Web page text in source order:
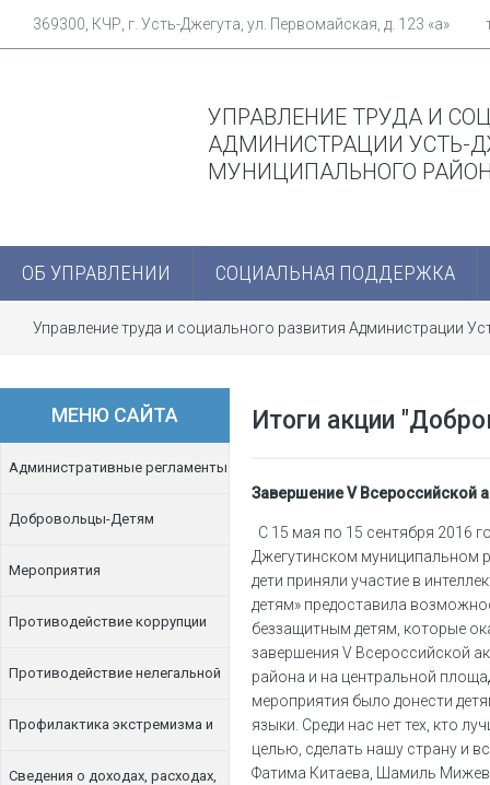
369300, КЧР, г. Усть-Джегута, ул. Первомайская, д. 123 «а»
УПРАВЛЕНИЕ ТРУДА И
АДМИНИСТРАЦИИ УСТЬ-
МУНИЦИПАЛЬНОГО
ОБ УПРАВЛЕНИИ СОЦИАЛЬНАЯ ПОДДЕРЖКА
Управление труда и социального развития Администрации
МЕНЮ САЙТА
Административные регламенты
Добровольцы-Детям
Мероприятия
Противодействие коррупции
Противодействие нелегальной
занятости
Профилактика экстремизма и
терроризма
Сведения о доходах, расходах,
Итоги акции
Завершение V Всероссийской
С 15 мая по 15 сентября 2016
Джегутинском муниципальном
дети приняли участие в
детям» предоставила
беззащитным детям, которые
завершения V Всероссийской
района и на центральной
мероприятия было донести
языки. Среди нас нет тех, кто
целью, сделать нашу страну и
Фатима Китаева, Шамиль Мижев,